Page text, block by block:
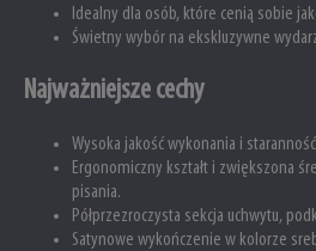
Idealny dla osób, które cenią sobie
Świetny wybór na ekskluzywne
Najważniejsze cechy
Wysoka jakość wykonania i
Ergonomiczny kształt i zwiększona
pisania.
Półprzezroczysta sekcja uchwytu,
Satynowe wykończenie w kolorze